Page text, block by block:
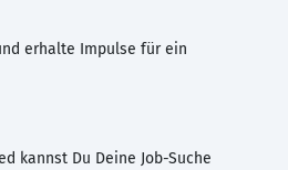
erhalte Impulse für ein
kannst Du Deine Job-Suche